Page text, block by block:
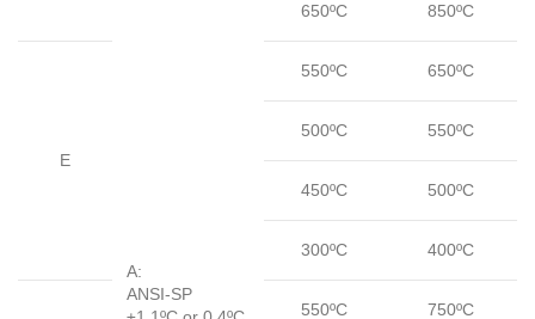
A:
ANSI-SP
650ºC 850ºC
E
550ºC 650ºC
500ºC 550ºC
450ºC 500ºC
300ºC 400ºC
550ºC 750ºC